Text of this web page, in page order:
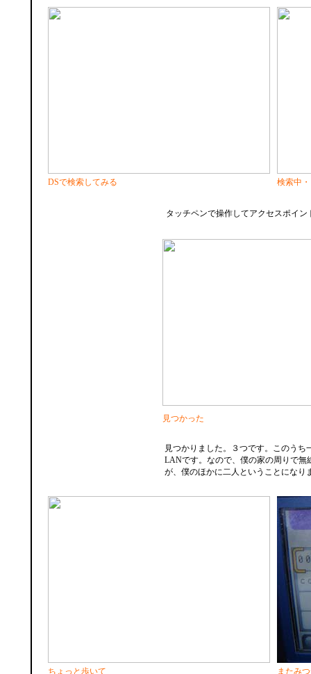
DSで検索してみる 検索中
タッチペンで操作してアクセスポイン
見つかった
見つかりました。３つです。このうち
LANです。なので、僕の家の周りで無
が、僕のほかに二人ということになり
ちょっと歩いて またみ